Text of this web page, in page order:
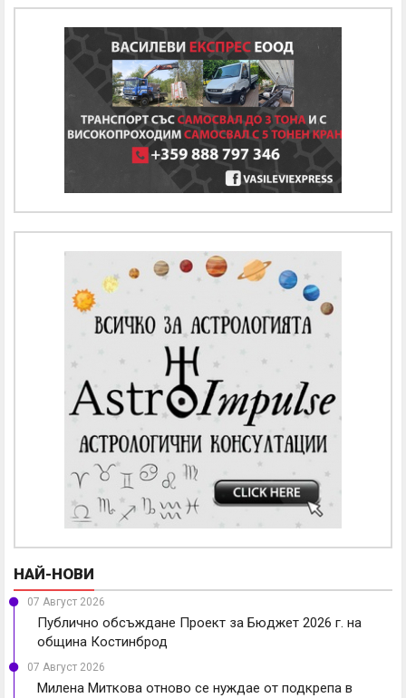
НАЙ-НОВИ
07 Август 2026
Публично обсъждане Проект за Бюджет 2026 г. на
община Костинброд
07 Август 2026
Милена Миткова отново се нуждае от подкрепа в